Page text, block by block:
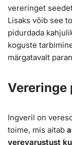
vereringet
Lisaks võib see
pidurdada
koguste
märgatavalt
Vereringe
Ingveril on
toime, mis aitab
verevarustust